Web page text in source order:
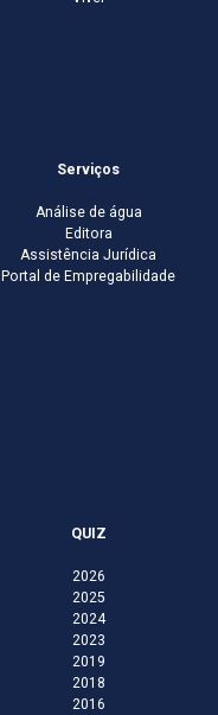
Serviços
Análise de água
Editora
Assistência Jurídica
Portal de Empregabilidade
QUIZ
2026
2025
2024
2023
2019
2018
2016